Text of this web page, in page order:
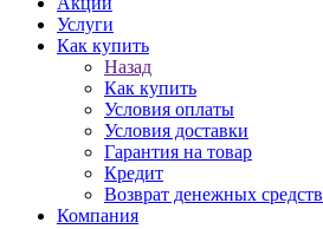
Услуги
Как купить
Назад
Как купить
Условия оплаты
Условия доставки
Гарантия на товар
Кредит
Возврат денежных средств
Компания